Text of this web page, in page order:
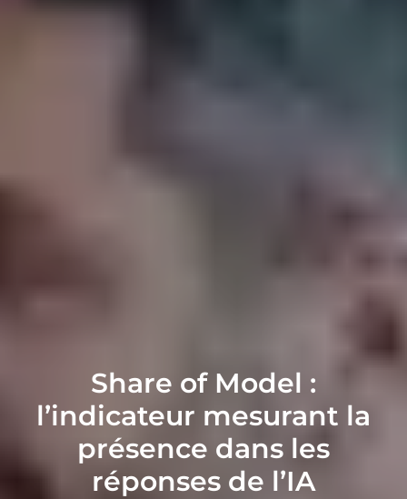
Share of Model :
l’indicateur mesurant la
présence dans les
réponses de l’IA